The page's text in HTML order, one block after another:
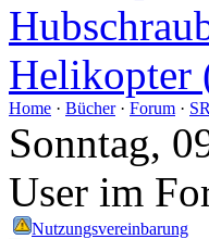
Home · Bücher· Forum ·
Sonntag,
User im
Nutzungsvereinbarung